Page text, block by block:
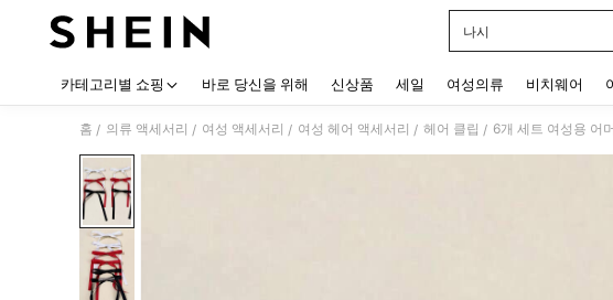
나시
카테고리별 쇼핑 바로 당신을 위해 신상품 세일 여성의류 비치웨어
홈 / 의류 액세서리 / 여성 액세서리 / 여성 헤어 액세서리 / 헤어 클립 / 6개 세트 여성용 어